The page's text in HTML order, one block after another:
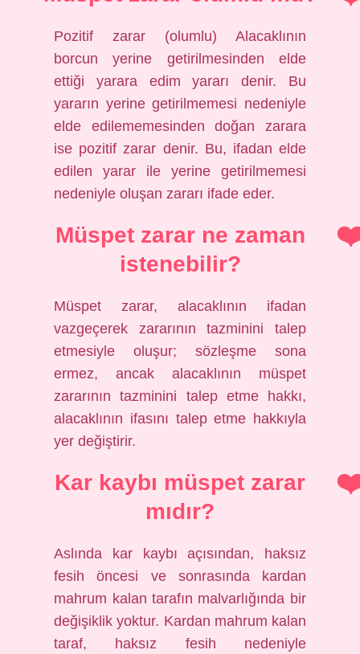
Pozitif zarar (olumlu) Alacaklının
borcun yerine getirilmesinden elde
ettiği yarara edim yararı denir. Bu
yararın yerine getirilmemesi nedeniyle
elde edilememesinden doğan zarara
ise pozitif zarar denir. Bu, ifadan elde
edilen yarar ile yerine getirilmemesi
nedeniyle oluşan zararı ifade eder.
Müspet zarar ne zaman
istenebilir?
Müspet zarar, alacaklının ifadan
vazgeçerek zararının tazminini talep
etmesiyle oluşur; sözleşme sona
ermez, ancak alacaklının müspet
zararının tazminini talep etme hakkı,
alacaklının ifasını talep etme hakkıyla
yer değiştirir.
Kar kaybı müspet zarar
mıdır?
Aslında kar kaybı açısından, haksız
fesih öncesi ve sonrasında kardan
mahrum kalan tarafın malvarlığında bir
değişiklik yoktur. Kardan mahrum kalan
taraf, haksız fesih nedeniyle